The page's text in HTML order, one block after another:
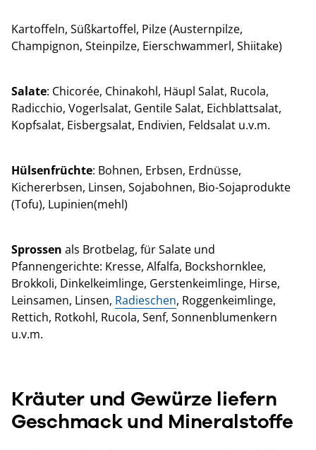
Kartoffeln, Süßkartoffel, Pilze (Austernpilze,
Champignon, Steinpilze, Eierschwammerl, Shiitake)
Salate: Chicorée, Chinakohl, Häupl Salat, Rucola,
Radicchio, Vogerlsalat, Gentile Salat, Eichblattsalat,
Kopfsalat, Eisbergsalat, Endivien, Feldsalat u.v.m.
Hülsenfrüchte: Bohnen, Erbsen, Erdnüsse,
Kichererbsen, Linsen, Sojabohnen, Bio-Sojaprodukte
(Tofu), Lupinien(mehl)
Sprossen als Brotbelag, für Salate und
Pfannengerichte: Kresse, Alfalfa, Bockshornklee,
Brokkoli, Dinkelkeimlinge, Gerstenkeimlinge, Hirse,
Leinsamen, Linsen, Radieschen, Roggenkeimlinge,
Rettich, Rotkohl, Rucola, Senf, Sonnenblumenkern
u.v.m.
Kräuter und Gewürze liefern
Geschmack und Mineralstoffe